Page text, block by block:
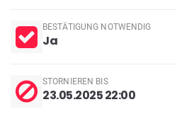
BESTÄTIGUNG NOTWENDIG
Ja
STORNIEREN BIS
23.05.2025 22:00